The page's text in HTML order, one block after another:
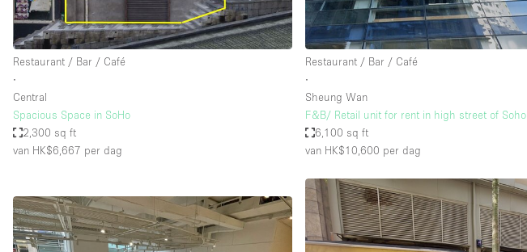
Restaurant / Bar / Café
∙
Central
Spacious Space in SoHo
2,300 sq ft
van HK$6,667 per dag
Restaurant / Bar / Café
∙
Sheung Wan
F&B/ Retail unit for rent in high street of Soho
6,100 sq ft
van HK$10,600 per dag